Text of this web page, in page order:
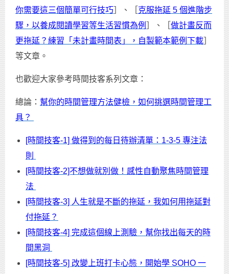
你需要這三個簡單可行技巧 ］、［ 克服拖延 5 個進階步
驟，以養成閱讀學習等生活習慣為例
］、［ 做計畫反而
更拖延？練習「未計畫時間表」，自製範本範例下載
等文章。
也歡迎大家參考時間技客系列文章：
總論： 幫你的時間管理方法健檢，如何挑選時間管理工
具？
[時間技客-1] 做得到的每日待辦清單：1-3-5 專注法
則
[時間技客-2]不想做就別做！感性自動聚焦時間管理
法
[時間技客-3] 人生就是不斷的拖延，我如何用拖延對
付拖延？
[時間技客-4] 完成這個線上測驗，幫你找出每天的時
間黑洞
[時間技客-5] 改變上班打卡心態，開始學 SOHO 一